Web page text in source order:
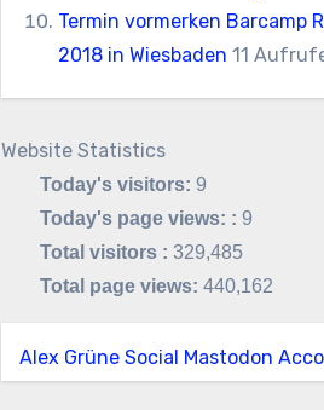
Termin vormerken Barcamp
2018 in Wiesbaden 11
Website Statistics
Today's visitors: 9
Today's page views: : 9
Total visitors : 329,485
Total page views: 440,162
Alex Grüne Social Mastodon